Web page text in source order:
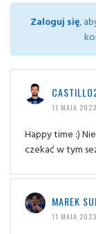
Zaloguj się,
11 MAJA
Happy time :)
czekać w tym
MAREK
11 MAJA